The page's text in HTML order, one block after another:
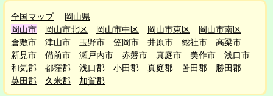
全国マップ
岡山県
岡山市
岡山市北区 岡山市中区 岡山市東区
岡山市南区
倉敷市
津山市 玉野市 笠岡市 井原市 総社市
高梁市
新見市
備前市 瀬戸内市 赤磐市 真庭市 美作市
浅口市
和気郡
都窪郡 浅口郡 小田郡 真庭郡 苫田郡
勝田郡
英田郡
久米郡 加賀郡